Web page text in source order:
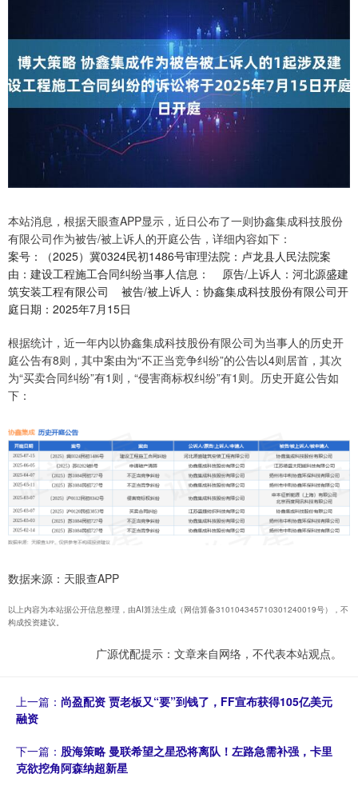
本站消息，根据天眼查APP显示，近日公布了一则协鑫集成科技股份
有限公司作为被告/被上诉人的开庭公告，详细内容如下：
案号：（2025）冀0324民初1486号审理法院：卢龙县人民法院案
由：建设工程施工合同纠纷当事人信息： 原告/上诉人：河北源盛建
筑安装工程有限公司 被告/被上诉人：协鑫集成科技股份有限公司开
庭日期：2025年7月15日
根据统计，近一年内以协鑫集成科技股份有限公司为当事人的历史开
庭公告有8则，其中案由为“不正当竞争纠纷”的公告以4则居首，其次
为“买卖合同纠纷”有1则，“侵害商标权纠纷”有1则。历史开庭公告如
下：
数据来源：天眼查APP
以上内容为本站据公开信息整理，由AI算法生成（网信算备310104345710301240019号），不
构成投资建议。
广源优配提示：文章来自网络，不代表本站观点。
上一篇： 尚盈配资 贾老板又“要”到钱了，FF宣布获得105亿美元
融资
下一篇： 股海策略 曼联希望之星恐将离队！左路急需补强，卡里
克欲挖角阿森纳超新星